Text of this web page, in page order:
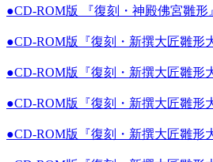
●CD-ROM版 『復刻・神殿佛宮雛形
●CD-ROM版『復刻・新撰大匠雛形
●CD-ROM版『復刻・新撰大匠雛形
●CD-ROM版『復刻・新撰大匠雛形
●CD-ROM版『復刻・新撰大匠雛形